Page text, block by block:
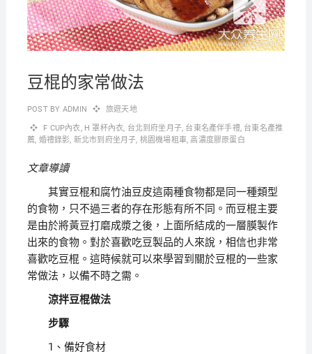
豆棍的家常做法
POST BY ADMIN 旅遊天地
F CUP內衣 H 罩杯內衣 台北到府坐月子, 台東名產伴手禮, 台東名產推
薦 婚禮錄影 新北市到府坐月子 桃園機場租車 ,高濃度膠原蛋白
文章導讀
其實豆棍和腐竹油豆皮這兩種食物都是同一種類型
的食物，只不過三者的存在形態有所不同。而豆棍主要
是由於將黃豆打磨成漿之後，上面所結成的一層膜製作
出來的食物。對於喜歡吃豆製品的人來說，相信也非常
喜歡吃豆棍。這時候就可以來學習到關於豆棍的一些家
常做法，以備不時之需。
涼拌豆棍做法
步驟
1、備好食材